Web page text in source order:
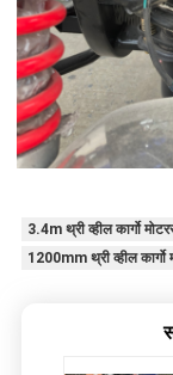
3.4m थ्री व्हील कार्गो
1200mm थ्री व्हील कार्गो